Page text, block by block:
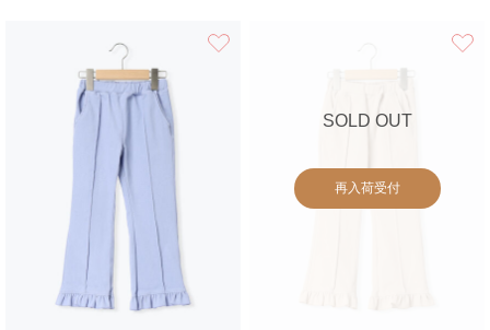
SOLD OUT
再入荷受付